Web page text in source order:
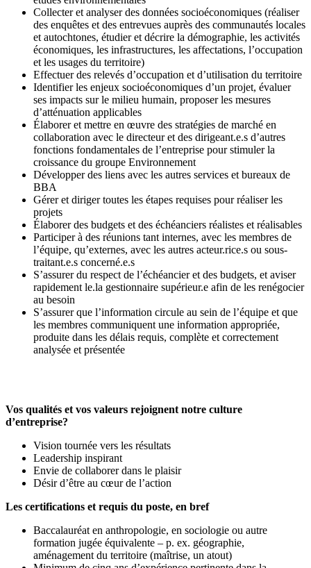
Collecter et analyser des données socioéconomiques (réaliser
des enquêtes et des entrevues auprès des communautés locales
et autochtones, étudier et décrire la démographie, les activités
économiques, les infrastructures, les affectations, l’occupation
et les usages du territoire)
Effectuer des relevés d’occupation et d’utilisation du territoire
Identifier les enjeux socioéconomiques d’un projet, évaluer
ses impacts sur le milieu humain, proposer les mesures
d’atténuation applicables
Élaborer et mettre en œuvre des stratégies de marché en
collaboration avec le directeur et des dirigeant.e.s d’autres
fonctions fondamentales de l’entreprise pour stimuler la
croissance du groupe Environnement
Développer des liens avec les autres services et bureaux de
BBA
Gérer et diriger toutes les étapes requises pour réaliser les
projets
Élaborer des budgets et des échéanciers réalistes et réalisables
Participer à des réunions tant internes, avec les membres de
l’équipe, qu’externes, avec les autres acteur.rice.s ou sous-
traitant.e.s concerné.e.s
S’assurer du respect de l’échéancier et des budgets, et aviser
rapidement le.la gestionnaire supérieur.e afin de les renégocier
au besoin
S’assurer que l’information circule au sein de l’équipe et que
les membres communiquent une information appropriée,
produite dans les délais requis, complète et correctement
analysée et présentée
Vos qualités et vos valeurs rejoignent notre culture
d’entreprise?
Vision tournée vers les résultats
Leadership inspirant
Envie de collaborer dans le plaisir
Désir d’être au cœur de l’action
Les certifications et requis du poste, en bref
Baccalauréat en anthropologie, en sociologie ou autre
formation jugée équivalente – p. ex. géographie,
aménagement du territoire (maîtrise, un atout)